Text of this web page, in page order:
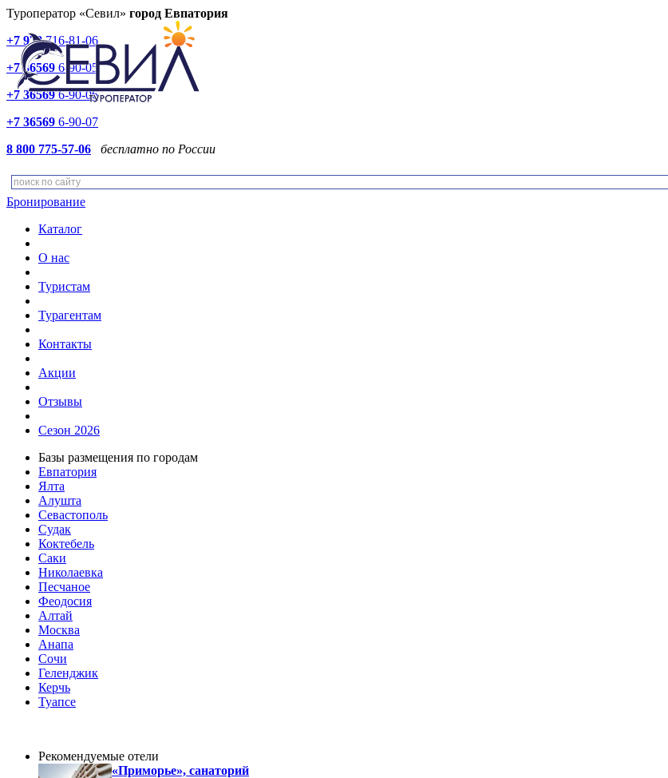
Туроператор «Севил» город Евпатория
+7 978716-81-06
+7 36569 6-90-05
+7 365696-90-06
+7 36569 6-90-07
8 800 775-57-06
бесплатно по России
Бронирование
Каталог
О нас
Туристам
Турагентам
Контакты
Акции
Отзывы
Сезон 2026
Базы размещения по городам
Евпатория
Ялта
Алушта
Севастополь
Судак
Коктебель
Саки
Николаевка
Песчаное
Феодосия
Алтай
Москва
Анапа
Сочи
Геленджик
Керчь
Туапсе
Рекомендуемые отели
«Приморье», санаторий